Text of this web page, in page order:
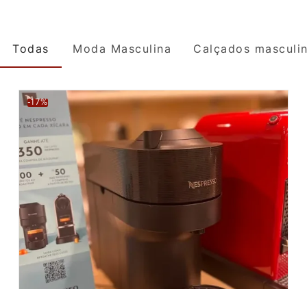
Todas Moda Masculina Calçados
-17%